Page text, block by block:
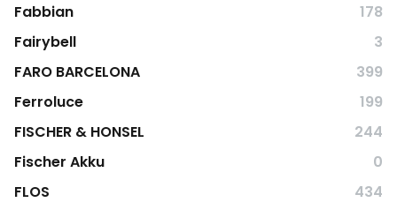
Fabbian
178
Fairybell
3
FARO BARCELONA
399
Ferroluce
199
FISCHER & HONSEL
244
Fischer Akku
0
FLOS
434